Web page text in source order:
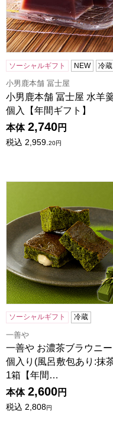
ソーシャルギフト NEW 冷蔵
小男鹿本舗 冨士屋
小男鹿本舗 冨士屋 水羊
個入【年間ギフト】
本体 2,740円
税込 2,959.20円
一善や お濃茶ブラウニ
ソーシャルギフト 冷蔵
一善や
一善や お濃茶ブラウニ
個入り(風呂敷包あり:抹
1箱【年間…
本体 2,600円
税込 2,808円